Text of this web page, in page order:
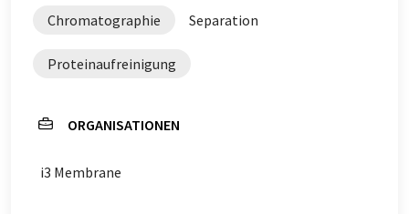
Chromatographie Separation
Proteinaufreinigung
ORGANISATIONEN
i3 Membrane